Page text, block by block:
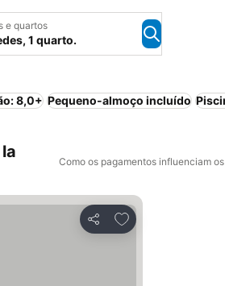
e quartos
1 quarto.
8,0+ Pequeno-almoço incluído
Como os pagamentos influenciam
Partilhar
Adicionar aos